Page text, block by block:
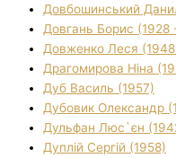
Довбошинський
Довгань Борис (1928
Довженко Леся (1948
Драгомирова Ніна
Дуб Василь (1957)
Дубовик Олександр
Дульфан Люс`єн
Дуплій Сергій (1958)